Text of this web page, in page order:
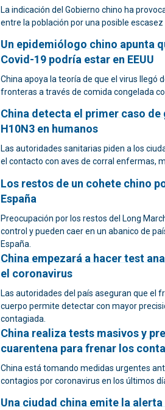
La indicación del Gobierno chino ha
entre la población por una posible
Un epidemiólogo chino apunta
Covid-19 podría estar en EEUU
China apoya la teoría de que el virus llegó
fronteras a través de comida congelada
China detecta el primer caso de
H10N3 en humanos
Las autoridades sanitarias piden a los
el contacto con aves de corral enfermas,
Los restos de un cohete chino
España
Preocupación por los restos del Long
control y pueden caer en un abanico de
España.
China empezará a hacer test
el coronavirus
Las autoridades del país aseguran que el
cuerpo permite detectar con mayor
contagiada.
China realiza tests masivos y
cuarentena para frenar los
China está tomando medidas urgentes
contagios por coronavirus en los últimos
Una ciudad china emite la